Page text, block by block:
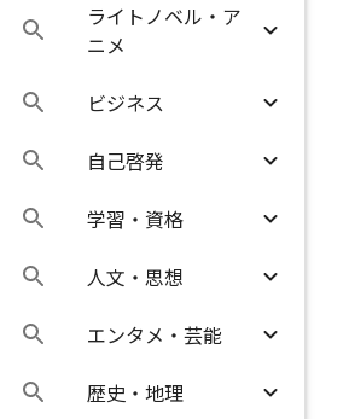
ライトノベル・ア
ニメ
ビジネス
自己啓発
学習・資格
人文・思想
エンタメ・芸能
歴史・地理